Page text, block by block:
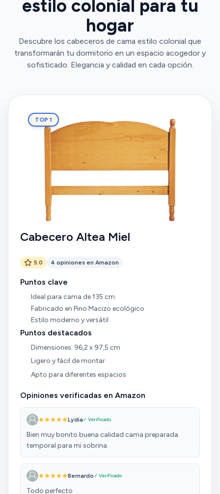
estilo colonial para tu
hogar
Descubre los cabeceros de cama estilo colonial que
transformarán tu dormitorio en un espacio acogedor y
sofisticado. Elegancia y calidad en cada opción.
TOP 1
Cabecero Altea Miel
5.0 4 opiniones en Amazon
Puntos clave
Ideal para cama de 135 cm
Fabricado en Pino Macizo ecológico
Estilo moderno y versátil
Puntos destacados
Dimensiones: 96,2 x 97,5 cm
Ligero y fácil de montar
Apto para diferentes espacios
Opiniones verificadas en Amazon
Lydia✓ Verificado
Bien muy bonito buena calidad cama preparada
temporal para mi sobrina.
Bernardo✓ Verificado
Todo perfecto